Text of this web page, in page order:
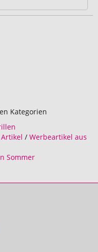
Kategorien
/ Werbeartikel aus
Sommer